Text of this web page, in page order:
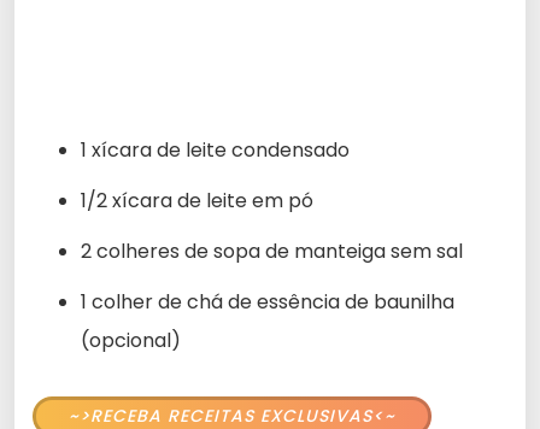
1 xícara de leite condensado
1/2 xícara de leite em pó
2 colheres de sopa de manteiga sem sal
1 colher de chá de essência de baunilha
(opcional)
~>RECEBA RECEITAS EXCLUSIVAS<~